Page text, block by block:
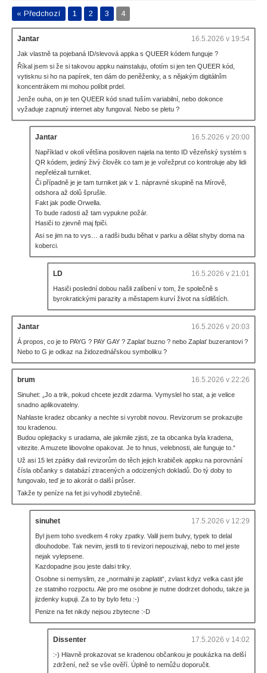
« Předchozí 1 2 3 4
Jantar 16.5.2026 v 19:54
Jak vlastně ta pojebaná ID/slevová appka s QUEER kódem funguje ?
Říkal jsem si že si takovou appku nainstaluju, ofotím si jen ten QUEER kód,
vytisknu si ho na papírek, ten dám do peněženky, a s nějakým digitálnîm
koncentrákem mi mohou políbit prdel.
Jenže ouha, on je ten QUEER kód snad tuším variabilní, nebo dokonce
vyžaduje zapnutý internet aby fungoval. Nebo se pletu ?
Jantar 16.5.2026 v 20:00
Například v okolí většina posiloven najela na tento ID vězeňský systém s
QR kódem, jediný živý člověk co tam je je vořežprut co kontroluje aby lidi
nepřelézali turniket.
Či případně je je tam turniket jak v 1. nápravné skupině na Mírově,
odshora až dolů šprušle.
Fakt jak podle Orwella.
To bude radosti až tam vypukne požár.
Hasiči to zjevně maj fpiči.
Asi se jim na to vys… a radši budu běhat v parku a dělat shyby doma na
koberci.
LD 16.5.2026 v 21:01
Hasiči poslední dobou našli zalíbení v tom, že společně s
byrokratickými parazity a městapem kurví život na sídlištích.
Jantar 16.5.2026 v 20:03
Á propos, co je to PAYG ? PAY GAY ? Zaplať buzno ? nebo Zaplať buzerantovi ?
Nebo to G je odkaz na židozednářskou symboliku ?
brum 16.5.2026 v 22:26
Sinuhet: „Jo a trik, pokud chcete jezdit zdarma. Vymyslel ho stat, a je velice
snadno aplikovatelny.
Nahlaste kradez obcanky a nechte si vyrobit novou. Revizorum se prokazujte
tou kradenou.
Budou oplejtacky s uradama, ale jakmile zjisti, ze ta obcanka byla kradena,
vitezite. A muzete libovolne opakovat. Je to hnus, velebnosti, ale funguje to.“
Už asi 15 let zpátky dali revizorům do těch jejich krabiček appku na porovnání
čísla občanky s databází ztracených a odcizených dokladů. Do tý doby to
fungovalo, teď je to akorát o další průser.
Takže ty peníze na fet jsi vyhodil zbytečně.
sinuhet 17.5.2026 v 12:29
Byl jsem toho svedkem 4 roky zpatky. Valil jsem bulvy, typek to delal
dlouhodobe. Tak nevim, jestli to ti revizori nepouzivaji, nebo to mel jeste
nejak vylepsene.
Kazdopadne jsou jeste dalsi triky.
Osobne si nemyslim, ze „normalni je zaplatit“, zvlast kdyz velka cast jde
ze statniho rozpoctu. Ale pro me osobne je nutne dodrzet dohodu, takze ja
jizdenky kupuji. Za to by bylo fetu :-)
Penize na fet nikdy nejsou zbytecne :-D
Dissenter 17.5.2026 v 14:02
:-) Hlavně prokazovat se kradenou občankou je poukázka na delší
zdržení, než se vše ověří. Úplně to nemůžu doporučit.